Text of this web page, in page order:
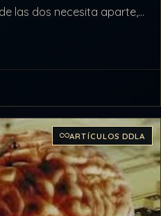
las dos necesita aparte,
ARTÍCULOS DDLA